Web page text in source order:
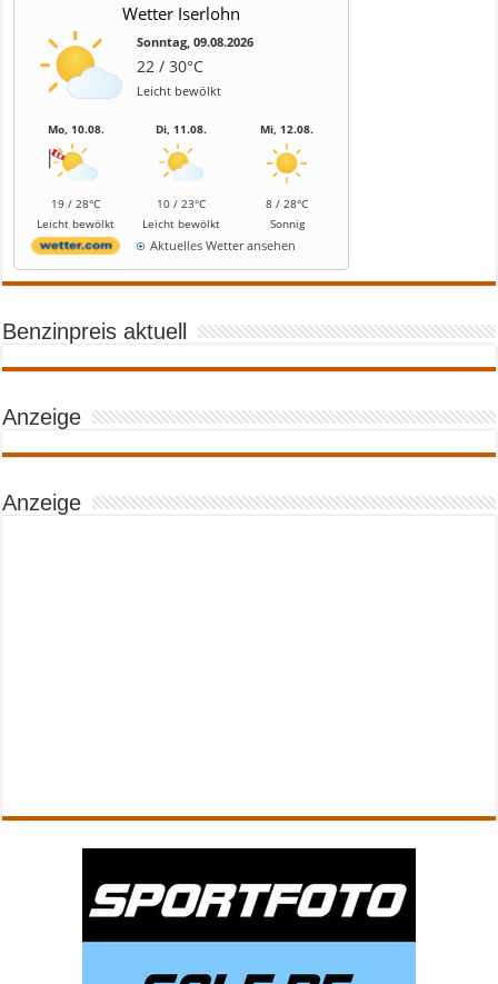
Wetter Iserlohn
Sonntag, 09.08.2026
22 / 30°C
Leicht bewölkt
Mo, 10.08.
19 / 28°C
Leicht bewölkt
Di, 11.08.
10 / 23°C
Leicht bewölkt
Mi, 12.08.
8 / 28°C
Sonnig
Aktuelles Wetter ansehen
Benzinpreis aktuell
Anzeige
Anzeige